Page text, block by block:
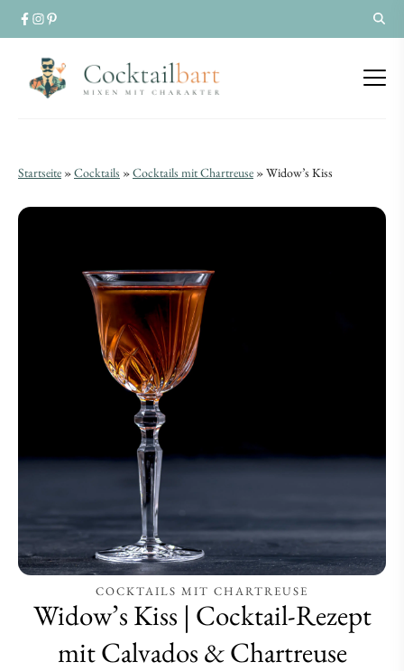
Widow’s
Kiss
Cocktail-
Chartreuse
Widow’s
Kiss
Cocktail-
Chartreuse
Startseite »Cocktails »Cocktails mit Chartreuse »Widow’s Kiss
COCKTAILS MIT CHARTREUSE
Widow’s Kiss | Cocktail-Rezept
mit Calvados & Chartreuse